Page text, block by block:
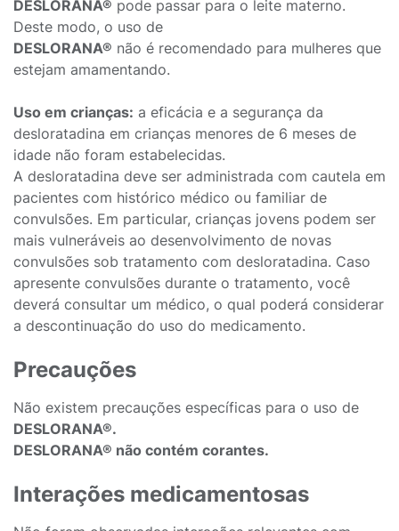
DESLORANA® pode passar para o leite materno.
Deste modo, o uso de
DESLORANA® não é recomendado para mulheres que
estejam amamentando.
Uso em crianças: a eficácia e a segurança da
desloratadina em crianças menores de 6 meses de
idade não foram estabelecidas.
A desloratadina deve ser administrada com cautela em
pacientes com histórico médico ou familiar de
convulsões. Em particular, crianças jovens podem ser
mais vulneráveis ao desenvolvimento de novas
convulsões sob tratamento com desloratadina. Caso
apresente convulsões durante o tratamento, você
deverá consultar um médico, o qual poderá considerar
a descontinuação do uso do medicamento.
Precauções
Não existem precauções específicas para o uso de
DESLORANA®.
DESLORANA® não contém corantes.
Interações medicamentosas